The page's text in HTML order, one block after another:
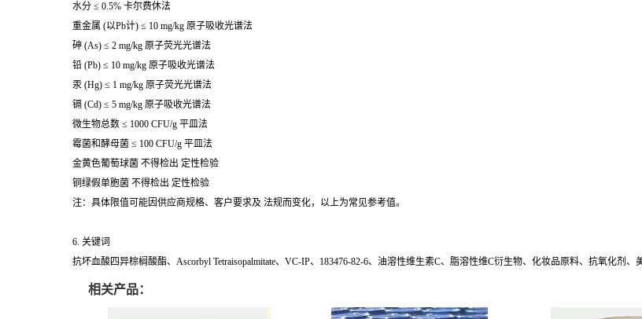
水分 ≤ 0.5% 卡尔费休法
重金属 (以Pb计) ≤ 10 mg/kg 原子吸收光谱法
砷 (As) ≤ 2 mg/kg 原子荧光光谱法
铅 (Pb) ≤ 10 mg/kg 原子吸收光谱法
汞 (Hg) ≤ 1 mg/kg 原子荧光光谱法
镉 (Cd) ≤ 5 mg/kg 原子吸收光谱法
微生物总数 ≤ 1000 CFU/g 平皿法
霉菌和酵母菌 ≤ 100 CFU/g 平皿法
金黄色葡萄球菌 不得检出 定性检验
铜绿假单胞菌 不得检出 定性检验
注：具体限值可能因供应商规格、客户要求及 法规而变化，以上为常见参考值。
6. 关键词
抗坏血酸四异棕榈酸酯、Ascorbyl Tetraisopalmitate、VC-IP、183476-82-6、油溶性维生素C、脂溶性维C衍生物、化妆品原料、抗氧化剂、
相关产品：